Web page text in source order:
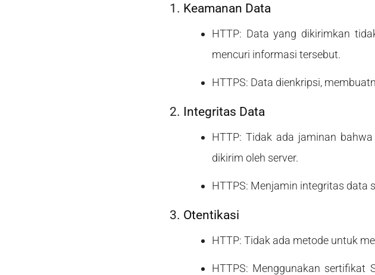
Keamanan Data
HTTP: Data yang dikirimkan
mencuri informasi tersebut.
HTTPS: Data dienkripsi,
Integritas Data
HTTP: Tidak ada jaminan
dikirim oleh server.
HTTPS: Menjamin integritas data
Otentikasi
HTTP: Tidak ada metode untuk
HTTPS: Menggunakan sertifikat